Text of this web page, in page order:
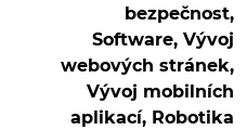
bezpečnost,
Software, Vývoj
webových stránek,
Vývoj mobilních
aplikací, Robotika